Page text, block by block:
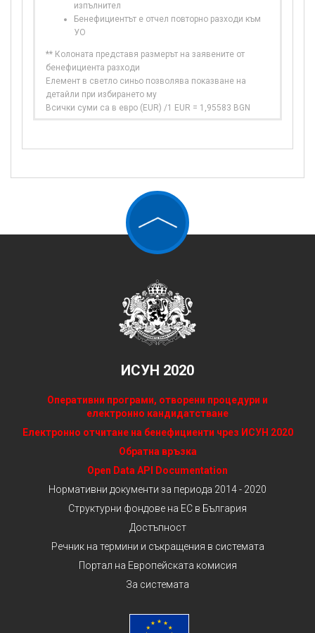
изпълнител
Бенефициентът е отчел повторно разходи към
УО
** Колоната представя размерът на заявените от
бенефициента разходи
Елемент в светло синьо позволява показване на
детайли при избирането му
Всички суми са в евро (EUR) /1 EUR = 1,95583 BGN
ИСУН 2020
Оперативни програми, отворени процедури и
електронно кандидатстване
Електронно отчитане на бенефициенти чрез ИСУН 2020
Обратна връзка
Open Data API Documentation
Нормативни документи за периода 2014 - 2020
Структурни фондове на ЕС в България
Достъпност
Речник на термини и съкращения в системата
Портал на Европейската комисия
За системата